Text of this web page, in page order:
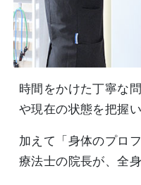
時間をかけた丁寧な
や現在の状態を把握い
加えて「身体のプロ
療法士の院長が、全